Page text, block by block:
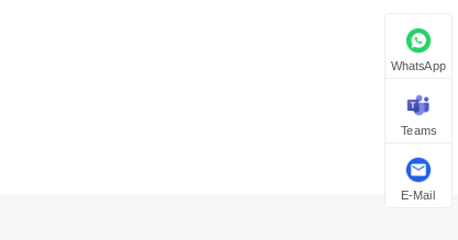
WhatsApp
Teams
E-Mail